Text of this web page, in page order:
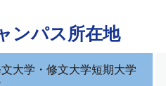
ンパス所在地
大学・修文大学短期大学